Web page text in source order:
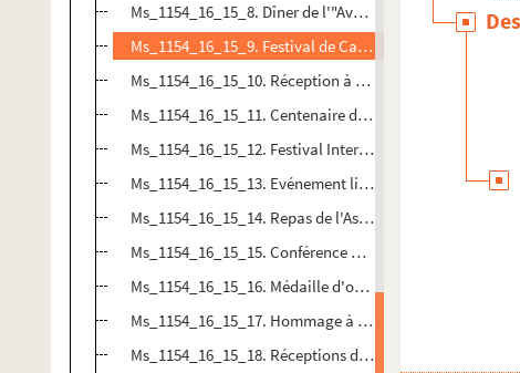
Ms_1154_16_15_8. Dîner de l'"Aveyronnaise"
Ms_1154_16_15_9. Festival de Cannes
Ms_1154_16_15_10. Réception à Ventabren
Ms_1154_16_15_11. Centenaire de la librairie Lacour à
Ms_1154_16_15_12. Festival International du livre de Nice
Ms_1154_16_15_13. Evénement lié à l'Armée du Salut (?)
Ms_1154_16_15_14. Repas de l'Assemblée générale du
Ms_1154_16_15_15. Conférence pour Guggenheim
Ms_1154_16_15_16. Médaille d'or de la Société
Ms_1154_16_15_17. Hommage à Yves Gaussen à
Ms_1154_16_15_18. Réceptions diverses ou non identifiées